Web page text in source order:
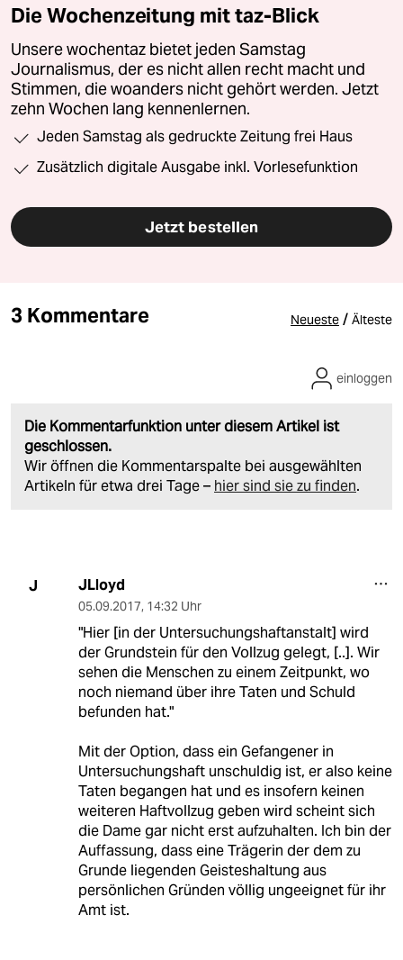
Die Wochenzeitung mit taz-Blick
Unsere wochentaz bietet jeden Samstag
Journalismus, der es nicht allen recht macht und
Stimmen, die woanders nicht gehört werden. Jetzt
zehn Wochen lang kennenlernen.
Jeden Samstag als gedruckte Zeitung frei Haus
Zusätzlich digitale Ausgabe inkl. Vorlesefunktion
Jetzt bestellen
3 Kommentare Neueste / Älteste
Die Kommentarfunktion unter diesem Artikel ist
geschlossen.
Wir öffnen die Kommentarspalte bei ausgewählten
Artikeln für etwa drei Tage – hier sind sie zu finden.
einloggen
J JLloyd
05.09.2017, 14:32 Uhr
"Hier [in der Untersuchungshaftanstalt] wird
der Grundstein für den Vollzug gelegt, [..]. Wir
sehen die Menschen zu einem Zeitpunkt, wo
noch niemand über ihre Taten und Schuld
befunden hat."
Mit der Option, dass ein Gefangener in
Untersuchungshaft unschuldig ist, er also keine
Taten begangen hat und es insofern keinen
weiteren Haftvollzug geben wird scheint sich
die Dame gar nicht erst aufzuhalten. Ich bin der
Auffassung, dass eine Trägerin der dem zu
Grunde liegenden Geisteshaltung aus
persönlichen Gründen völlig ungeeignet für ihr
Amt ist.